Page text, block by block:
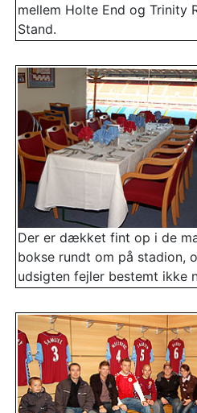
mellem Holte End og Trinity
Stand.
Der er dækket fint op i de
bokse rundt om på stadion,
udsigten fejler bestemt ikke